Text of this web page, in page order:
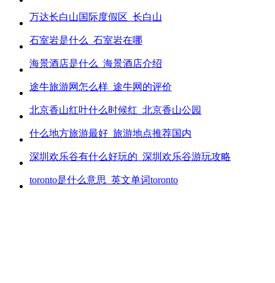
万达长白山国际度假区_长白山
石室岩是什么_石室岩在哪
海景酒店是什么_海景酒店介绍
途牛旅游网怎么样_途牛网的评价
北京香山红叶什么时候红_北京香山公园
什么地方旅游最好_旅游地点推荐国内
深圳欢乐谷有什么好玩的_深圳欢乐谷游玩攻略
toronto是什么意思_英文单词toronto